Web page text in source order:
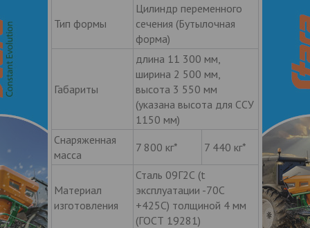
Тип формы
Цилиндр переменного
сечения (Бутылочная
форма)
Габариты
длина 11 300 мм,
ширина 2 500 мм,
высота 3 550 мм
(указана высота для ССУ
1150 мм)
Снаряженная
масса
7 800 кг* 7 440 кг*
Материал
изготовления
Сталь 09Г2С (t
эксплуатации -70С
+425С) толщиной 4 мм
(ГОСТ 19281)